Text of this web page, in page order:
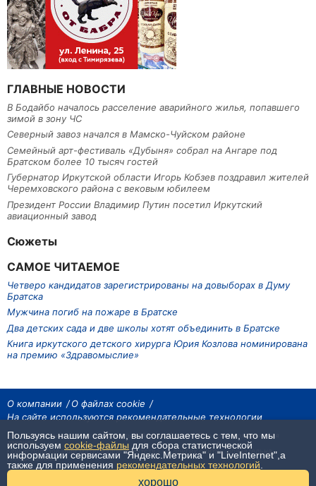
ГЛАВНЫЕ НОВОСТИ
В Бодайбо началось расселение аварийного жилья, попавшего
зимой в зону ЧС
Северный завоз начался в Мамско-Чуйском районе
Семейный арт-фестиваль «Дубыня» собрал на Ангаре под
Братском более 10 тысяч гостей
Губернатор Иркутской области Игорь Кобзев поздравил жителей
Черемховского района с вековым юбилеем
Президент России Владимир Путин посетил Иркутский
авиационный завод
Сюжеты
САМОЕ ЧИТАЕМОЕ
Четверо кандидатов зарегистрированы на довыборах в Думу
Братска
Мужчина погиб на пожаре в Братске
Два детских сада и две школы хотят объединить в Братске
Книга иркутского детского хирурга Юрия Козлова номинирована
на премию «Здравомыслие»
О компании
О файлах cookie
На сайте используются рекомендательные технологии
На сайте размещаются материалы ИА «Наш Север». Все права охраняются
законом.
При использовании материалов агентства на других сайтах, обязательна
гиперссылка.
Пользуясь нашим сайтом, вы соглашаетесь с тем, что мы
используем cookie-файлы для сбора статистической
информации сервисами "Яндекс.Метрика" и "LiveInternet",а
также для применения рекомендательных технологий
хорошо